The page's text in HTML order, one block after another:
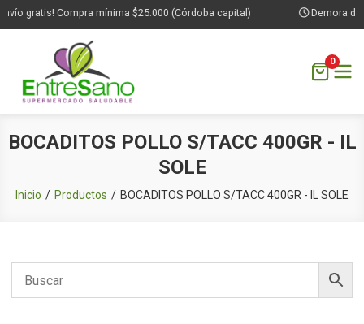
gratis! Compra mínima $25.000 (Córdoba capital) Demora de
0
BOCADITOS POLLO S/TACC 400GR - IL
SOLE
Inicio Productos BOCADITOS POLLO S/TACC 400GR - IL SOLE